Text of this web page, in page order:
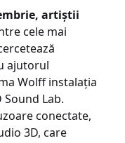
artiștii
cele mai
ajutorul
Wolff instalația
Lab.
conectate,
3D, care